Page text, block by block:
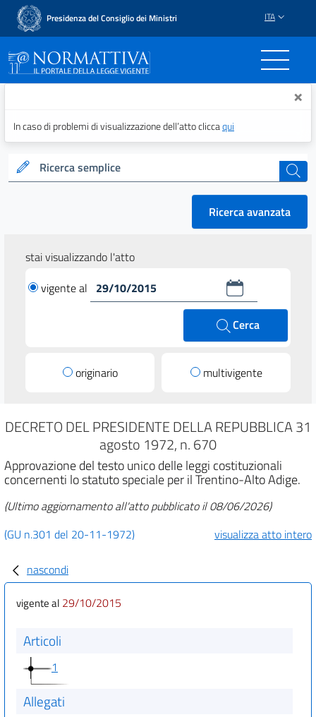
Presidenza del Consiglio dei Ministri ITA
Normattiva - Il portale ×
In caso di problemi di visualizzazione dell’atto cliccaqui
Ricerca semplice cerca
Ricerca avanzata
stai visualizzando l'atto
vigente al
Cerca
originario multivigente
DECRETO DEL PRESIDENTE DELLA REPUBBLICA 31
agosto 1972, n. 670
Approvazione del testo unico delle leggi costituzionali
concernenti lo statuto speciale per il Trentino-Alto Adige.
(Ultimo aggiornamento all'atto pubblicato il 08/06/2026)
(GU n.301 del 20-11-1972)
visualizza atto intero
nascondi
vigente al 29/10/2015
Articoli
1
Allegati